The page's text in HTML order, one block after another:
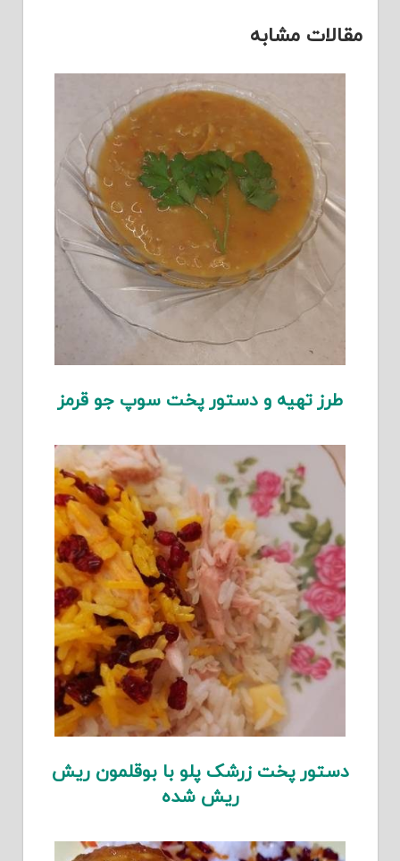
مقالات مشابه
طرز تهیه و دستور پخت سوپ جو قرمز
دستور پخت زرشک پلو با بوقلمون ریش
ریش شده